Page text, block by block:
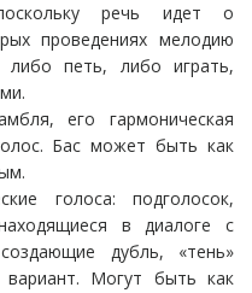
речь идет о
проведениях мелодию
петь, либо играть,
его гармоническая
Бас может быть как
голоса: подголосок,
в диалоге с
дубль, «тень»
Могут быть как